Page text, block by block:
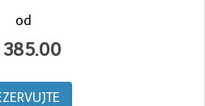
od
385.00